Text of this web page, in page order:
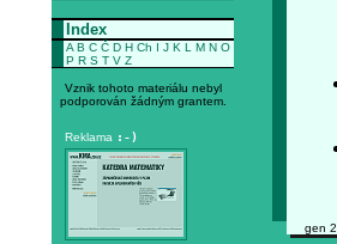
Index
A B C Č D H Ch I J K L M N O
P R S T V Z
Vznik tohoto materiálu nebyl
podporován žádným grantem.
Reklama :-)
gen